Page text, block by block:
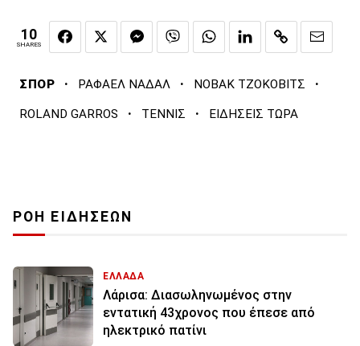
10
SHARES
ΣΠΟΡ · ΡΑΦΑΕΛ ΝΑΔΑΛ · ΝΟΒΑΚ ΤΖΟΚΟΒΙΤΣ ·
ROLAND GARROS · ΤΕΝΝΙΣ · ΕΙΔΗΣΕΙΣ ΤΩΡΑ
ΡΟΗ ΕΙΔΗΣΕΩΝ
ΕΛΛΑΔΑ
Λάρισα: Διασωληνωμένος στην
εντατική 43χρονος που έπεσε από
ηλεκτρικό πατίνι